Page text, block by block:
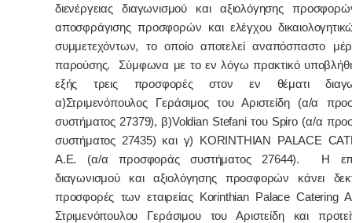
διενέργειας διαγωνισμού και αξιολόγησης
αποσφράγισης προσφορών και ελέγχου
συμμετεχόντων, το οποίο αποτελεί αναπόσπαστο
παρούσης. Σύμφωνα με το εν λόγω πρακτικό
εξής τρεις προσφορές στον εν θέματι
α)Στριμενόπουλος Γεράσιμος του Αριστείδη (α/α
συστήματος 27379), β)Voldian Stefani του Spiro(α/α
συστήματος 27435) και γ)
KORINTHIAN PALACE
A.E. (α/α προσφοράς συστήματος 27644). Η
διαγωνισμού και αξιολόγησης προσφορών κάνει
προσφορές των εταιρείας
Korinthian Palace Catering A
Στριμενόπουλου Γεράσιμου του Αριστείδη και